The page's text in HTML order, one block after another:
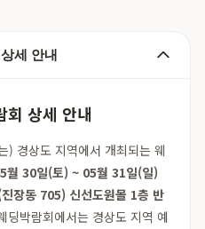
세 안내
회 상세 안내
) 경상도 지역에서 개최되는 웨
월 30일(토) ~ 05월 31일(일)
장동 705) 신선도원몰 1층 반
딩박람회에서는 경상도 지역 예